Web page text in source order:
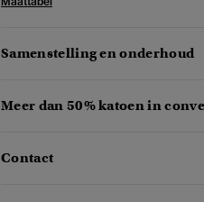
Samenstelling en onderhoud
Meer dan 50% katoen in
Contact